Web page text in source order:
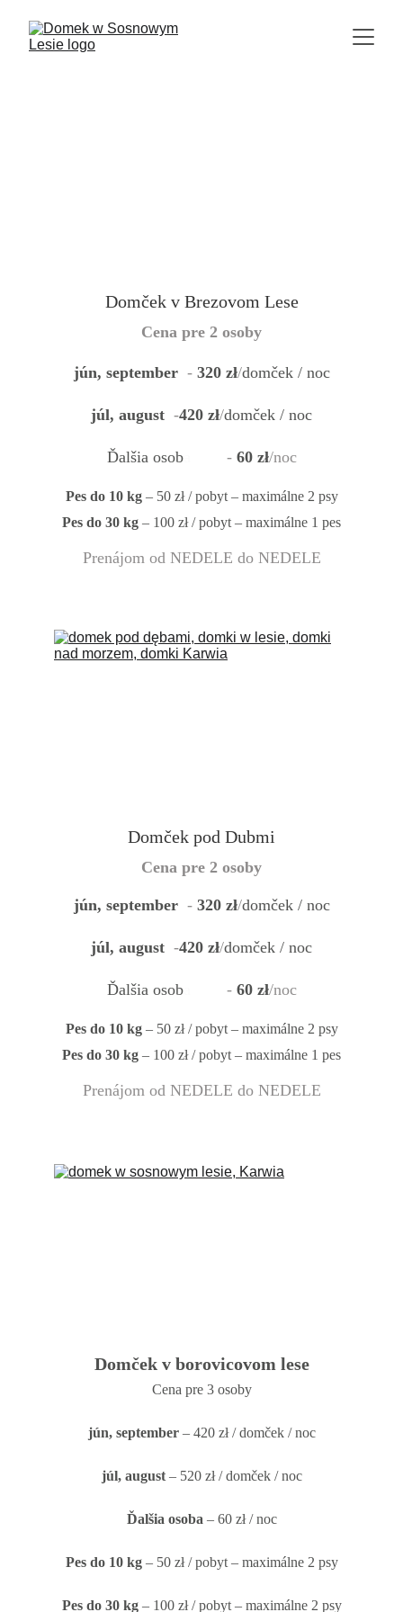
Domček v Brezovom Lese
Cena pre 2 osoby
jún, september
  -
320 zł/domček / noc
júl, august -420 zł/domček / noc
Ďalšia osoba
        -
60 zł/noc
Pes do 10 kg – 50 zł / pobyt – maximálne 2 psy
Pes do 30 kg – 100 zł / pobyt – maximálne 1 pes
Prenájom od NEDELE do NEDELE
Domček pod Dubmi
Cena pre 2 osoby
jún, september - 320 zł/domček / noc
júl, august -420 zł/domček / noc
Ďalšia osoba - 60 zł/noc
Pes do 10 kg – 50 zł / pobyt – maximálne 2 psy
Pes do 30 kg – 100 zł / pobyt – maximálne 1 pes
Prenájom od NEDELE do NEDELE
Domček v borovicovom lese
Cena pre 3 osoby
jún, september – 420 zł / domček / noc
júl, august – 520 zł / domček / noc
Ďalšia osoba – 60 zł / noc
Pes do 10 kg – 50 zł / pobyt – maximálne 2 psy
Pes do 30 kg – 100 zł / pobyt – maximálne 2 psy